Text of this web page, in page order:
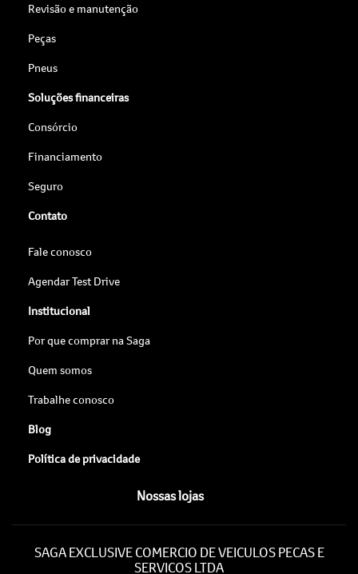
Revisão e manutenção
Peças
Pneus
Soluções financeiras
Consórcio
Financiamento
Seguro
Contato
Fale conosco
Agendar Test Drive
Institucional
Por que comprar na Saga
Quem somos
Trabalhe conosco
Blog
Política de privacidade
Nossas lojas
SAGA EXCLUSIVE COMERCIO DE VEICULOS PECAS E
SERVICOS LTDA